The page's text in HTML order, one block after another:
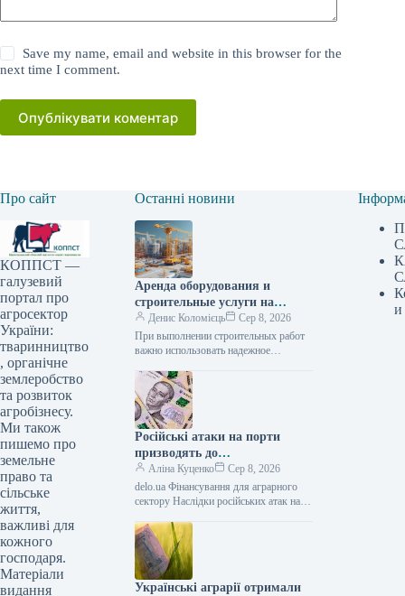
Save my name, email and website in this browser for the
next time I comment.
Опублікувати коментар
Про сайт
КОППСТ —
галузевий
портал про
агросектор
України:
тваринництво
, органічне
землеробство
та розвиток
агробізнесу.
Ми також
пишемо про
земельне
право та
сільське
життя,
важливі для
кожного
господаря.
Матеріали
видання
Останні новини
Аренда оборудования и
строительные услуги на
Lunbix
Денис Коломієць
Сер 8, 2026
При выполнении строительных работ
важно использовать надежное
опытными специалистами. Именно
поэтому многие заказчики выбирают
маркетплейс Lunbix,…
Російські атаки на порти
призводять до
багатомільярдних збитків для
України: один удар сягає 30
мільйонів доларів —
Аліна Куценко
Сер 8, 2026
delo.ua Фінансування для аграрного
сектору Наслідки російських атак на
можуть сягати прямих збитків у
десятки мільйонів доларів.…
Українські аграрії отримали
и